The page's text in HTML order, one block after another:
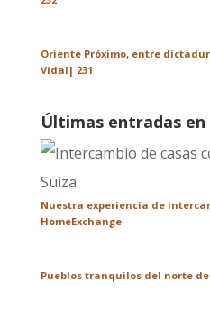
Oriente Próximo, entre
Vidal| 231
Últimas entradas en
Nuestra experiencia de
HomeExchange
Pueblos tranquilos del norte de